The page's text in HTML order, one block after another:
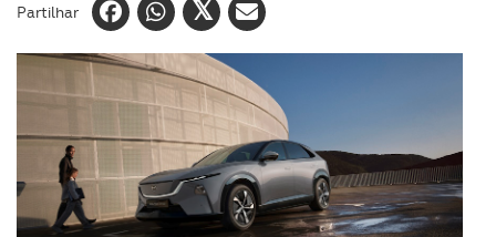
Partilhar